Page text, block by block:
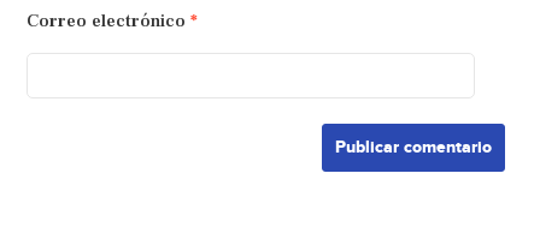
Correo electrónico *